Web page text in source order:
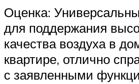
Оценка:
для поддержания
качества воздуха в
квартире, отлично
с заявленными